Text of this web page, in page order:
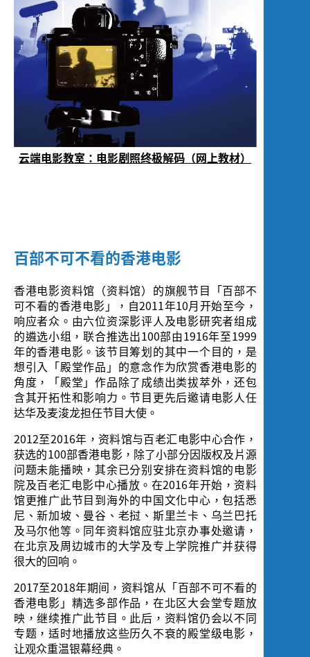
云端电影教室：电影剧照终极解码（网上教材）
百部不可不看的香港电影
香港电影资料馆（资料馆）的旗舰节目「百部不
可不看的香港电影」，自2011年10月开始至今，
响应者众。由六位资深影评人及电影研究者组成
的遴选小组，联合推选出100部由1916年至1999
年的香港电影。该节目筹划的其中一个目的，是
想引入「殿堂作品」的意念作为欣赏香港电影的
角度，「殿堂」作品除了成绩出类拔萃外，还包
含其开拓性和影响力。节目更先后邀请电影人任
达华及麦浚龙担任节目大使。
2012至2016年，资料馆与百老汇电影中心合作，
获选的100部香港电影，除了小部分因版权及片源
问题未能播映，其余已分别安排在资料馆的电影
院及百老汇电影中心播放。在2016年开始，资料
馆更推广此节目到海外的中国文化中心，包括悉
尼、新加坡、曼谷、老挝、斯里兰卡、乌兰巴托
及马尔他等。同年资料馆应驻北京办事处邀请，
在北京及周边城市的大学及专上学院推广并获得
很大的回响。
2017至2018年期间，资料馆从「百部不可不看的
香港电影」精选多部作品，在北区大会堂专题放
映，继续推广此节目。此后，资料馆仍会以不同
专题，适时地播放这些历久不衰的殿堂级电影，
让观众重温银幕经典。